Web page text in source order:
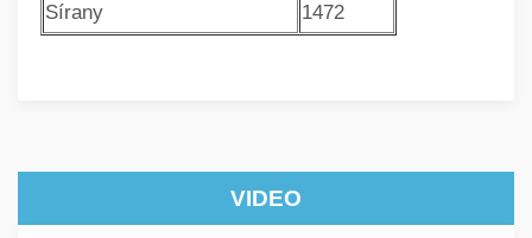
Sírany
1472
VIDEO